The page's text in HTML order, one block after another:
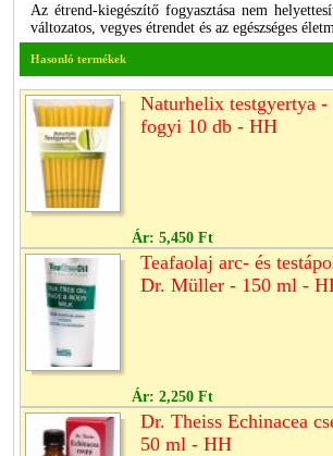
Az étrend-kiegészítő fogyasztása nem
változatos, vegyes étrendet és az egészséges
Hasonló termékek
Naturhelix testgyertya -
fogyi 10 db - HH
Ár: 5,450 Ft
Teafaolaj arc- és
Dr. Müller - 150 ml -
Ár: 2,250 Ft
Dr. Theiss Echinacea
50 ml - HH